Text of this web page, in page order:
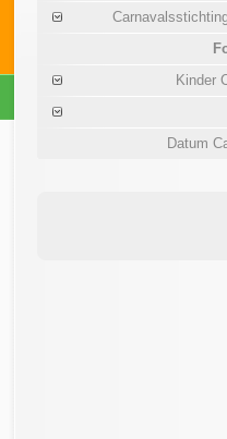
Kinder
Datum